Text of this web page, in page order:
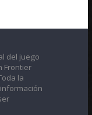
del juego
Frontier
la